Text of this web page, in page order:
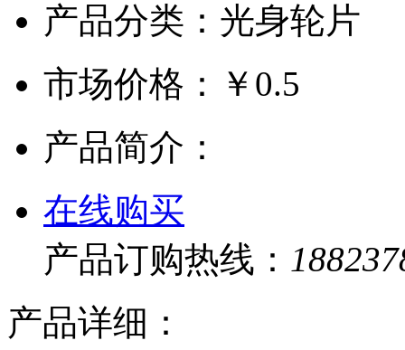
产品分类：光身轮片
市场价格：
￥0.5
产品简介：
在线购买
产品订购热线：
产品详细：